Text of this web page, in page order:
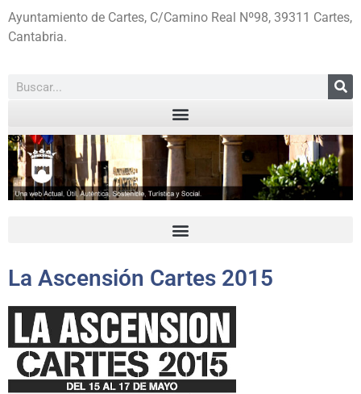
Ayuntamiento de Cartes, C/Camino Real Nº98, 39311 Cartes,
Cantabria.
La Ascensión Cartes 2015